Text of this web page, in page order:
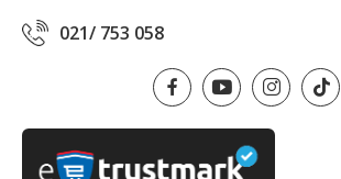
021/ 753 058